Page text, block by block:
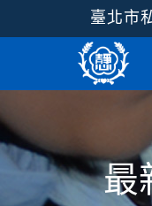
臺北市
最